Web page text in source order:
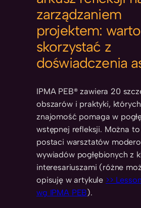
zarządzaniem
projektem: warto
skorzystać z
doświadczenia
IPMA PEB® zawiera 20
obszarów i praktyki,
znajomość pomaga w
wstępnej refleksji. Można
postaci warsztatów
wywiadów pogłębionych z
interesariuszami (różne
opisuję w artykule >>
wg IPMA PEB).